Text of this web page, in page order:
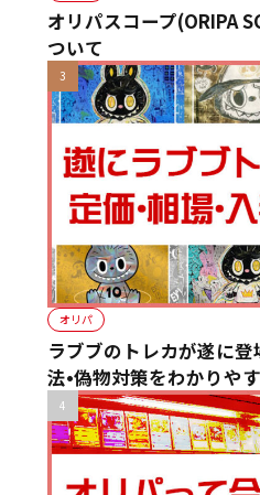
オリパスコープ(ORIPA
ついて
オリパ
ラブブのトレカが遂に登
法•偽物対策をわかりや